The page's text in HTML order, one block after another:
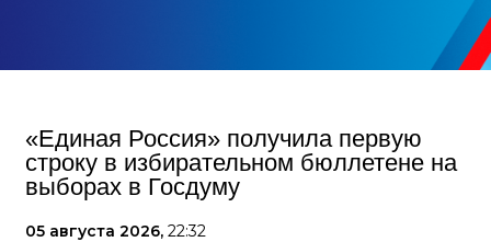
«Единая Россия» получила первую
строку в избирательном бюллетене на
выборах в Госдуму
05 августа 2026, 22:32